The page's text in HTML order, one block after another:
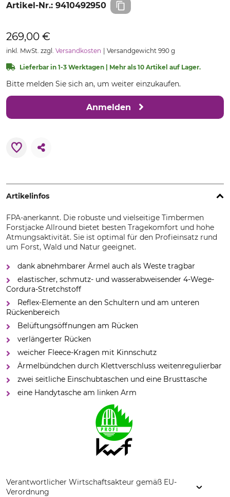
Artikel-Nr.: 9410492950
269,00 €
inkl. MwSt. zzgl. Versandkosten Versandgewicht 990 g
Lieferbar in 1-3 Werktagen | Mehr als 10 Artikel auf Lager.
Bitte melden Sie sich an, um weiter einzukaufen.
Anmelden
Artikelinfos
FPA-anerkannt. Die robuste und vielseitige Timbermen
Forstjacke Allround bietet besten Tragekomfort und hohe
Atmungsaktivität. Sie ist optimal für den Profieinsatz rund
um Forst, Wald und Natur geeignet.
dank abnehmbarer Ärmel auch als Weste tragbar
elastischer, schmutz- und wasserabweisender 4-Wege-
Cordura-Stretchstoff
Reflex-Elemente an den Schultern und am unteren
Rückenbereich
Belüftungsöffnungen am Rücken
verlängerter Rücken
weicher Fleece-Kragen mit Kinnschutz
Ärmelbündchen durch Klettverschluss weitenregulierbar
zwei seitliche Einschubtaschen und eine Brusttasche
eine Handytasche am linken Arm
Verantwortlicher Wirtschaftsakteur gemäß EU-
Verordnung